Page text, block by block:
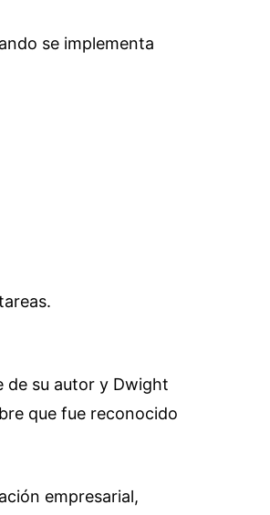
se implementa
de su autor y Dwight
que fue reconocido
empresarial,